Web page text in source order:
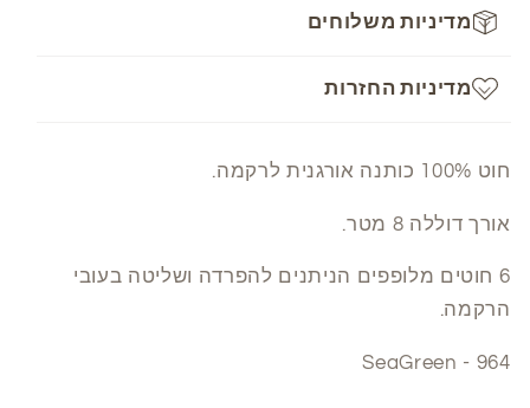
מדיניות משלוחים
מדיניות החזרות
חוט 100% כותנה אורגנית לרקמה.
אורך דוללה 8 מטר.
6 חוטים מלופפים הניתנים להפרדה ושליטה בעובי
הרקמה.
964 - SeaGreen